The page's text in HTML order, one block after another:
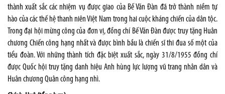
thành xuất sắc các nhiệm vụ được giao của Bế Văn Đàn đã trở thành niềm tự
hào của các thế hệ thanh niên Việt Nam trong hai cuộc kháng chiến của dân tộc.
Trong đại hội mừng công của đơn vị, đồng chí Bế Văn Đàn được truy tặng Huân
chương Chiến công hạng nhất và được bình bầu là chiến sĩ thi đua số một của
tiểu đoàn. Với những thành tích đặc biệt xuất sắc, ngày 31/8/1955 đồng chí
được Quốc hội truy tặng danh hiệu Anh hùng lực lượng vũ trang nhân dân và
Huân chương Quân công hạng nhì.